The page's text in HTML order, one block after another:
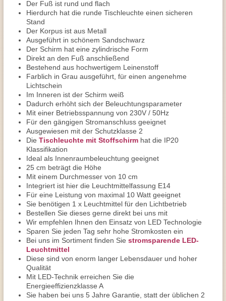
Der Fuß ist rund und flach
Hierdurch hat die runde Tischleuchte einen sicheren
Stand
Der Korpus ist aus Metall
Ausgeführt in schönem Sandschwarz
Der Schirm hat eine zylindrische Form
Direkt an den Fuß anschließend
Bestehend aus hochwertigem Leinenstoff
Farblich in Grau ausgeführt, für einen angenehme
Lichtschein
Im Inneren ist der Schirm weiß
Dadurch erhöht sich der Beleuchtungsparameter
Mit einer Betriebsspannung von 230V / 50Hz
Für den gängigen Stromanschluss geeignet
Ausgewiesen mit der Schutzklasse 2
Die Tischleuchte mit Stoffschirm hat die IP20
Klassifikation
Ideal als Innenraumbeleuchtung geeignet
25 cm beträgt die Höhe
Mit einem Durchmesser von 10 cm
Integriert ist hier die Leuchtmittelfassung E14
Für eine Leistung von maximal 10 Watt geeignet
Sie benötigen 1 x Leuchtmittel für den Lichtbetrieb
Bestellen Sie dieses gerne direkt bei uns mit
Wir empfehlen Ihnen den Einsatz von LED Technologie
Sparen Sie jeden Tag sehr hohe Stromkosten ein
Bei uns im Sortiment finden Sie stromsparende LED-
Leuchtmittel
Diese sind von enorm langer Lebensdauer und hoher
Qualität
Mit LED-Technik erreichen Sie die
Energieeffizienzklasse A
Sie haben bei uns 5 Jahre Garantie, statt der üblichen 2